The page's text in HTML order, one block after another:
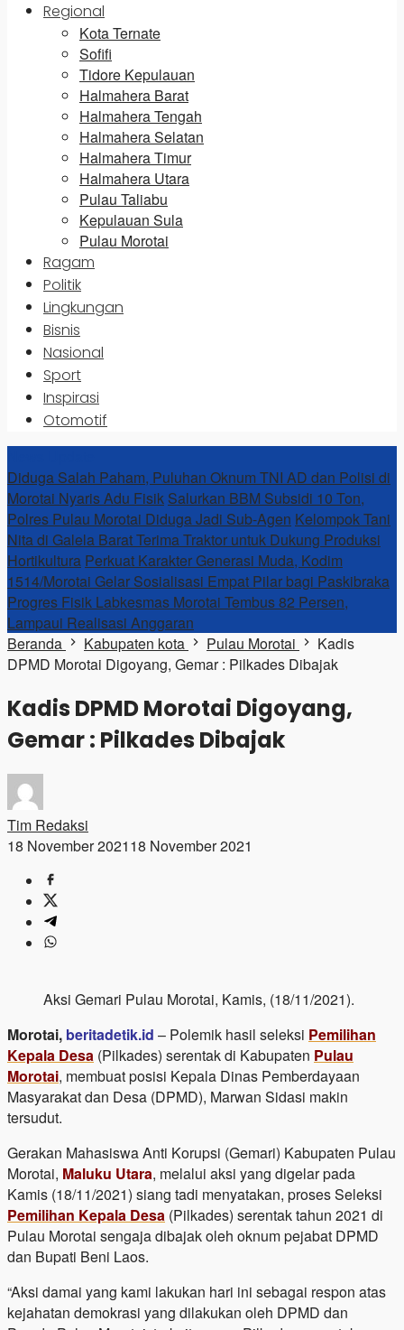
Regional
Kota Ternate
Sofifi
Tidore Kepulauan
Halmahera Barat
Halmahera Tengah
Halmahera Selatan
Halmahera Timur
Halmahera Utara
Pulau Taliabu
Kepulauan Sula
Pulau Morotai
Ragam
Politik
Lingkungan
Bisnis
Nasional
Sport
Inspirasi
Otomotif
Diduga Salah Paham, Puluhan Oknum TNI AD dan Polisi di
Morotai Nyaris Adu Fisik Salurkan BBM Subsidi 10 Ton,
Polres Pulau Morotai Diduga Jadi Sub-Agen Kelompok Tani
Nita di Galela Barat Terima Traktor untuk Dukung Produksi
Hortikultura Perkuat Karakter Generasi Muda, Kodim
1514/Morotai Gelar Sosialisasi Empat Pilar bagi Paskibraka
Progres Fisik Labkesmas Morotai Tembus 82 Persen,
Lampaui Realisasi Anggaran
Beranda
Kabupaten kota Pulau Morotai
Kadis
DPMD Morotai Digoyang, Gemar : Pilkades Dibajak
Kadis DPMD Morotai Digoyang,
Gemar : Pilkades Dibajak
Tim Redaksi
18 November 202118 November 2021
Aksi Gemari Pulau Morotai, Kamis, (18/11/2021).
Morotai, beritadetik.id – Polemik hasil seleksi Pemilihan
Kepala Desa (Pilkades) serentak di Kabupaten Pulau
Morotai, membuat posisi Kepala Dinas Pemberdayaan
Masyarakat dan Desa (DPMD), Marwan Sidasi makin
tersudut.
Gerakan Mahasiswa Anti Korupsi (Gemari) Kabupaten Pulau
Morotai, Maluku Utara, melalui aksi yang digelar pada
Kamis (18/11/2021) siang tadi menyatakan, proses Seleksi
Pemilihan Kepala Desa (Pilkades) serentak tahun 2021 di
Pulau Morotai sengaja dibajak oleh oknum pejabat DPMD
dan Bupati Beni Laos.
“Aksi damai yang kami lakukan hari ini sebagai respon atas
kejahatan demokrasi yang dilakukan oleh DPMD dan